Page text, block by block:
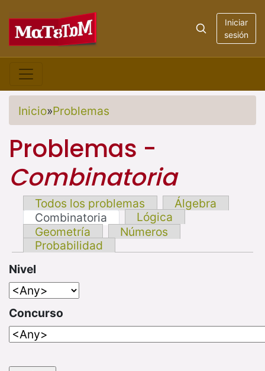
Iniciar
sesión
Inicio»Problemas
Problemas -
Combinatoria
Todos los problemas
Álgebra
Combinatoria
Lógica
Geometría
Números
Probabilidad
Nivel
Concurso